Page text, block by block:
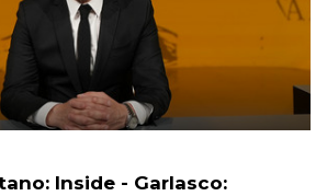
Inside - Garlasco: